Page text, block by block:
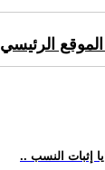
الرئيسي
إثبات النسب